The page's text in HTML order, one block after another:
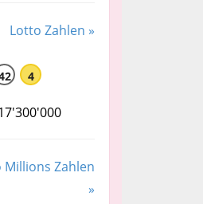
Lotto Zahlen »
4
Millions Zahlen
»